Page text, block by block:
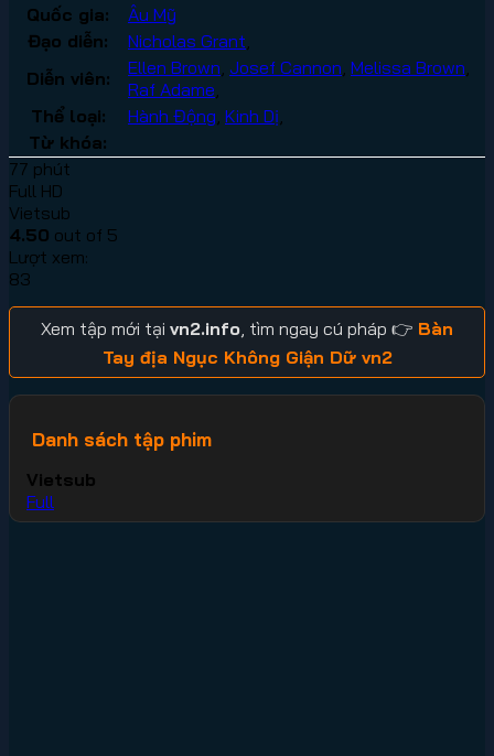
Quốc gia:
Âu Mỹ
Đạo diễn:
Nicholas Grant
Diễn viên:
Ellen Brown Josef Cannon Melissa Brown
Raf Adame
Thể loại:
Hành Động Kinh Dị
Từ khóa:
77 phút
Full HD
Vietsub
4.50 out of 5
Lượt xem:
83
Xem tập mới tại vn2.info , tìm ngay cú pháp 👉 Bàn
Tay địa Ngục Không Giận Dữ vn2
Danh sách tập phim
Vietsub
Full